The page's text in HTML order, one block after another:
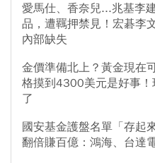
愛馬仕、香奈兒...兆基李
品，遭羈押禁見！宏碁李
內部缺失
金價準備北上？黃金現在
格摸到4300美元是好事
了
國安基金護盤名單「存起
翻倍賺百億：鴻海、台達